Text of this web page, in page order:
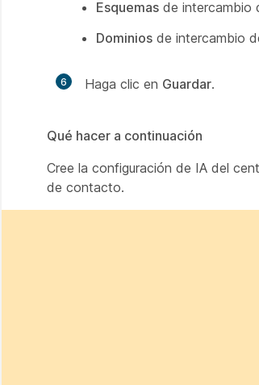
Esquemas de intercambio
Dominios de intercambio
6 Haga clic en Guardar.
Qué hacer a continuación
Cree la configuración de IA del
de contacto.